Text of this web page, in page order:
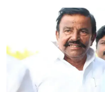
ரஜினிகாந்த்..!